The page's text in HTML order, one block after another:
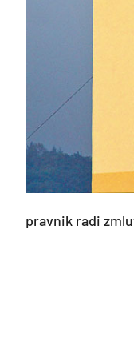
pravnik radi